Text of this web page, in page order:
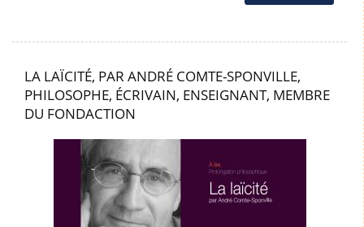
LA LAÏCITÉ, PAR ANDRÉ COMTE-SPONVILLE,
PHILOSOPHE, ÉCRIVAIN, ENSEIGNANT, MEMBRE
DU FONDACTION